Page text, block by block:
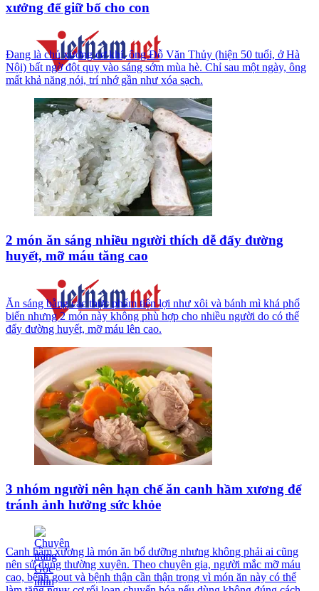
xưởng để giữ bố cho con
Đang là chủ xưởng cơ khí, ông Đỗ Văn Thủy (hiện 50 tuổi, ở Hà
Nội) bất ngờ đột quỵ vào sáng sớm mùa hè. Chỉ sau một ngày, ông
mất khả năng nói, trí nhớ gần như xóa sạch.
2 món ăn sáng nhiều người thích dễ đẩy đường
huyết, mỡ máu tăng cao
Ăn sáng bằng các thực phẩm tiện lợi như xôi và bánh mì khá phổ
biến nhưng 2 món này không phù hợp cho nhiều người do có thể
đẩy đường huyết, mỡ máu lên cao.
3 nhóm người nên hạn chế ăn canh hầm xương để
tránh ảnh hưởng sức khỏe
Canh hầm xương là món ăn bổ dưỡng nhưng không phải ai cũng
nên sử dụng thường xuyên. Theo chuyên gia, người mắc mỡ máu
cao, bệnh gout và bệnh thận cần thận trọng vì món ăn này có thể